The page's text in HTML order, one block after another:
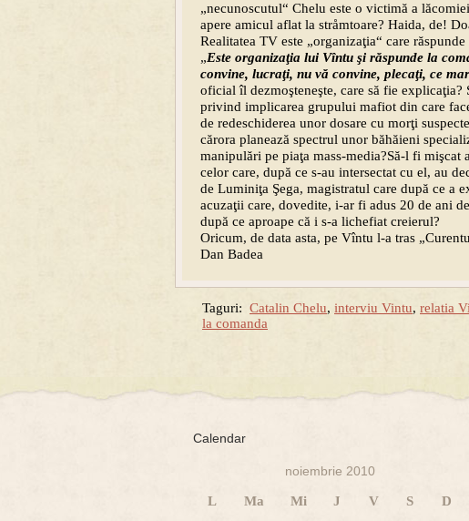
„necunoscutul“ Chelu este o victimă a
apere amicul aflat la stråmtoare? Haida, de!
Realitatea TV este „organizaţia“ care
„Este organizaţia lui Vîntu şi răspunde la
convine, lucraţi, nu vă convine, plecaţi, ce
oficial îl dezmoşteneşte, care să fie
privind implicarea grupului mafiot din care
de redeschiderea unor dosare cu morţi
cărora planează spectrul unor băhăieni
manipulări pe piaţa mass-media?Să-l fi mişcat
celor care, după ce s-au intersectat cu el, au
de Luminiţa Şega, magistratul care după ce a
acuzaţii care, dovedite, i-ar fi adus 20 de ani
după ce aproape că i s-a lichefiat creierul?
Oricum, de data asta, pe Vîntu l-a tras
Dan Badea
Taguri: Catalin Chelu, interviu Vintu, relatia
la comanda
Calendar
noiembrie 2010
L Ma Mi J V S
D